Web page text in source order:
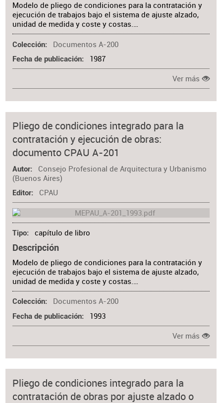
Modelo de pliego de condiciones para la contratación y
ejecución de trabajos bajo el sistema de ajuste alzado,
unidad de medida y coste y costas.…
Colección Documentos A-200
Fecha de publicación 1987
Ver más
Pliego de condiciones integrado para la
contratación y ejecución de obras:
documento CPAU A-201
Autor
Consejo Profesional de Arquitectura y Urbanismo
(Buenos Aires)
Editor CPAU
Tipo capítulo de libro
Descripción
Modelo de pliego de condiciones para la contratación y
ejecución de trabajos bajo el sistema de ajuste alzado,
unidad de medida y coste y costas.…
Colección Documentos A-200
Fecha de publicación 1993
Ver más
Pliego de condiciones integrado para la
contratación de obras por ajuste alzado o